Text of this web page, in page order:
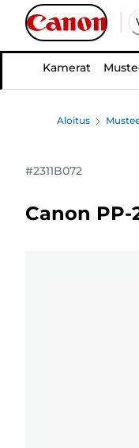
Kamerat
Aloitus
#2311B072
Canon PP-